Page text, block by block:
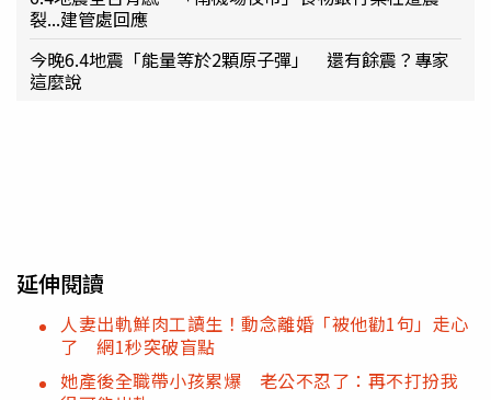
裂...建管處回應
今晚6.4地震「能量等於2顆原子彈」 還有餘震？專家
這麼說
延伸閱讀
人妻出軌鮮肉工讀生！動念離婚「被他勸1句」走心
了 網1秒突破盲點
她產後全職帶小孩累爆 老公不忍了：再不打扮我